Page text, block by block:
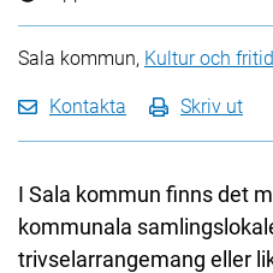
Sala kommun, Kultur och
Kontakta Skriv ut
I Sala kommun finns det
kommunala
trivselarrangemang eller